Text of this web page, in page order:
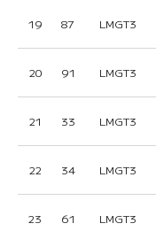
19 87 LMGT3
20 91 LMGT3
21 33 LMGT3
22 34 LMGT3
23 61 LMGT3